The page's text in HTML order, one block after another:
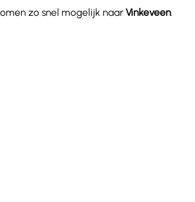
zo snel mogelijk naar Vinkeveen.